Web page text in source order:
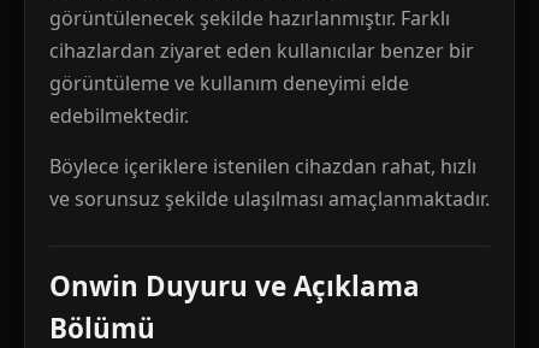
görüntülenecek şekilde hazırlanmıştır. Farklı
cihazlardan ziyaret eden kullanıcılar benzer bir
görüntüleme ve kullanım deneyimi elde
edebilmektedir.
Böylece içeriklere istenilen cihazdan rahat, hızlı
ve sorunsuz şekilde ulaşılması amaçlanmaktadır.
Onwin Duyuru ve Açıklama
Bölümü